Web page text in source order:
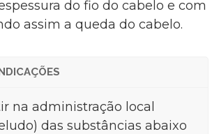
do fio do cabelo e com
assim a queda do cabelo.
na administração local
das substâncias abaixo